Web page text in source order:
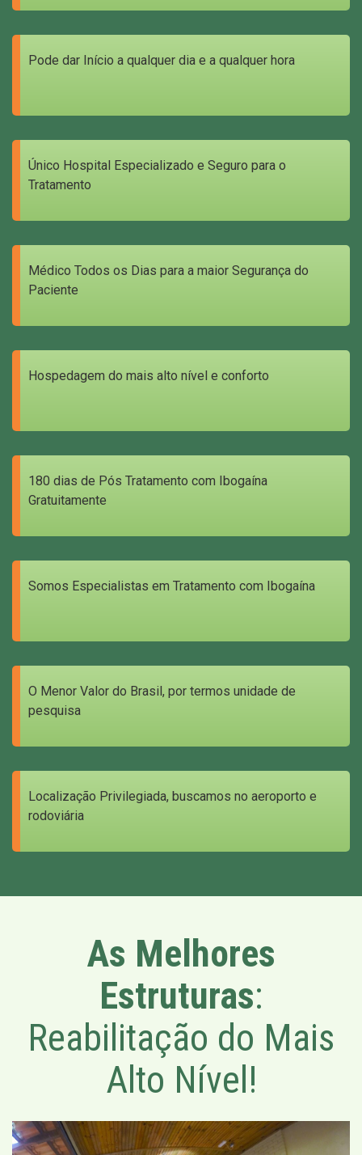
Pode dar Início a qualquer dia e a qualquer hora
Único Hospital Especializado e Seguro para o
Tratamento
Médico Todos os Dias para a maior Segurança do
Paciente
Hospedagem do mais alto nível e conforto
180 dias de Pós Tratamento com Ibogaína
Gratuitamente
Somos Especialistas em Tratamento com Ibogaína
O Menor Valor do Brasil, por termos unidade de
pesquisa
Localização Privilegiada, buscamos no aeroporto e
rodoviária
As Melhores
Estruturas:
Reabilitação do Mais
Alto Nível!